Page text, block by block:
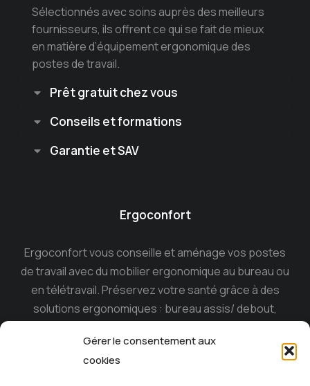
Gérer le consentement aux
cookies
Sélectionnés avec soins auprès des meilleurs
fournisseurs, ils offrent ce qui se fait de mieux
en matière d’équipement ergonomique des
postes de travail.
Prêt gratuit chez vous
Conseils et formations
Garantie et SAV
Ergoconfort
Ergoconfort vous conseille et aménage vos postes
de travail avec du mobilier ergonomique au bureau ou
en télétravail. Préservez votre santé grâce à des
solutions ergonomiques : bureau assis/ debout,
ergonomique, casque anti-bruit…